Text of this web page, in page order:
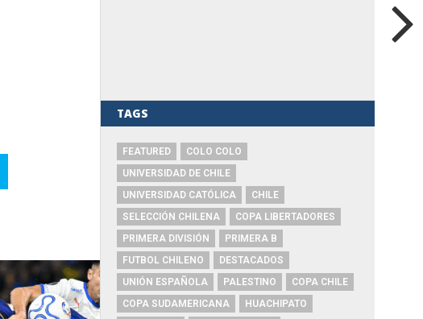
TAGS
FEATURED
COLO COLO
UNIVERSIDAD DE CHILE
UNIVERSIDAD CATÓLICA
CHILE
SELECCIÓN CHILENA
COPA LIBERTADORES
PRIMERA DIVISIÓN
PRIMERA B
FUTBOL CHILENO
DESTACADOS
UNIÓN ESPAÑOLA
PALESTINO
COPA CHILE
COPA SUDAMERICANA
HUACHIPATO